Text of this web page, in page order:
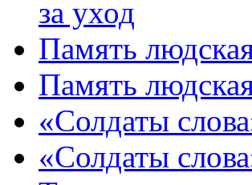
за уход
Память
Память
«Солдаты
«Солдаты